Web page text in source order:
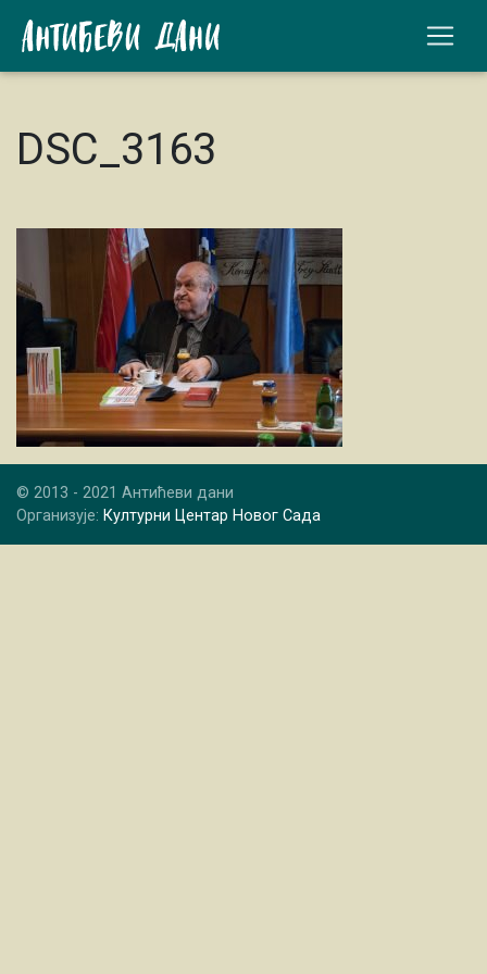
DSC_3163
© 2013 - 2021 Антићеви дани
Организује: Културни Центар Новог Сада